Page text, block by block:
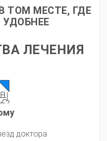
МЕСТЕ, ГДЕ
ЛЕЧЕНИЯ
Круглосуточное